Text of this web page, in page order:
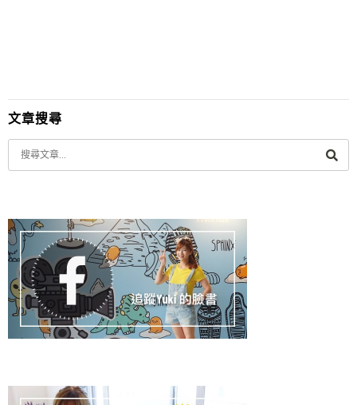
文章搜尋